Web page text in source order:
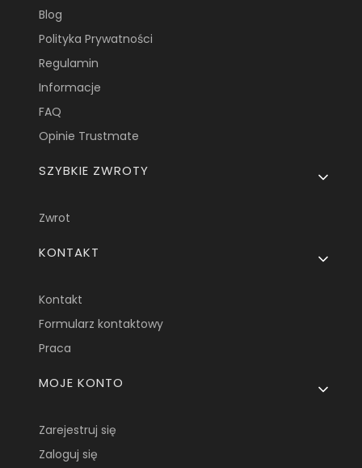
Blog
Polityka Prywatności
Regulamin
Informacje
FAQ
Opinie Trustmate
SZYBKIE ZWROTY
Zwrot
KONTAKT
Kontakt
Formularz kontaktowy
Praca
MOJE KONTO
Zarejestruj się
Zaloguj się